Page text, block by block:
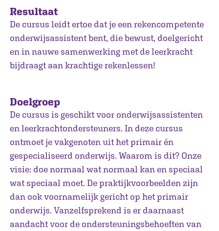
Resultaat
De cursus leidt ertoe dat je een rekencompetente
onderwijsassistent bent, die bewust, doelgericht
en in nauwe samenwerking met de leerkracht
bijdraagt aan krachtige rekenlessen!
Doelgroep
De cursus is geschikt voor onderwijsassistenten
en leerkrachtondersteuners. In deze cursus
ontmoet je vakgenoten uit het primair én
gespecialiseerd onderwijs. Waarom is dit? Onze
visie: doe normaal wat normaal kan en speciaal
wat speciaal moet. De praktijkvoorbeelden zijn
dan ook voornamelijk gericht op het primair
onderwijs. Vanzelfsprekend is er daarnaast
aandacht voor de ondersteuningsbehoeften van